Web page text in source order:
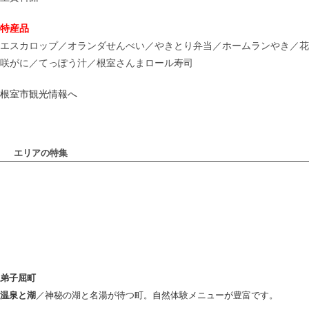
特産品
エスカロップ／オランダせんべい／やきとり弁当／ホームランやき／花
咲がに／てっぽう汁／根室さんまロール寿司
根室市観光情報へ
エリアの特集
弟子屈町
温泉と湖 ／神秘の湖と名湯が待つ町。自然体験メニューが豊富です。